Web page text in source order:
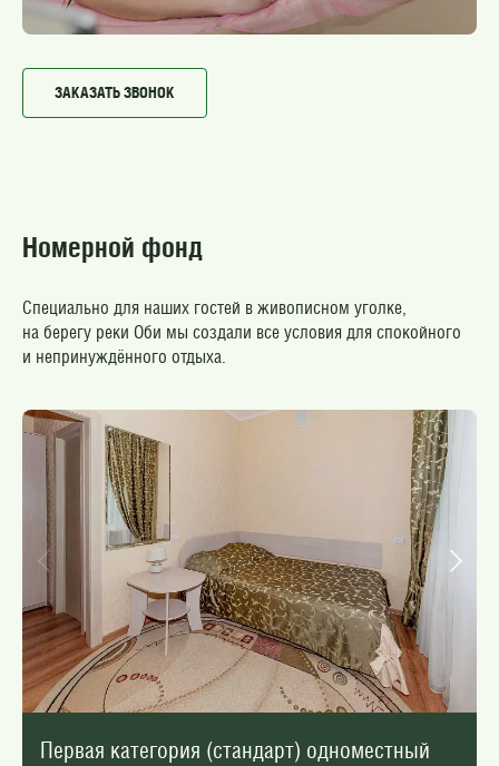
ЗАКАЗАТЬ ЗВОНОК
Номерной фонд
Специально для наших гостей в живописном уголке,
на берегу реки Оби мы создали все условия для спокойного
и непринуждённого отдыха.
Первая категория (стандарт) одноместный